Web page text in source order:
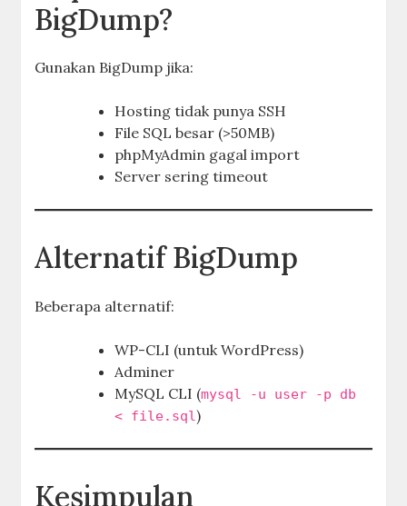
BigDump?
Gunakan BigDump jika:
Hosting tidak punya SSH
File SQL besar (>50MB)
phpMyAdmin gagal import
Server sering timeout
Alternatif BigDump
Beberapa alternatif:
WP-CLI (untuk WordPress)
Adminer
MySQL CLI (mysql -u user -p db
< file.sql)
Kesimpulan